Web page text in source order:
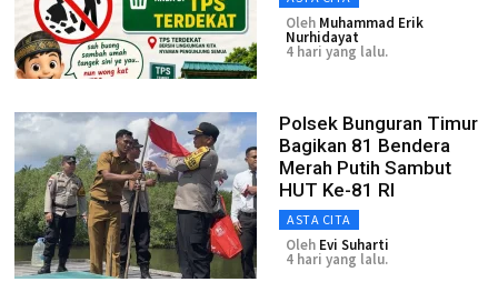
Oleh Muhammad Erik
Nurhidayat
4 hari yang lalu.
Polsek Bunguran Timur
Bagikan 81 Bendera
Merah Putih Sambut
HUT Ke-81 RI
ASTA CITA
Oleh Evi Suharti
4 hari yang lalu.